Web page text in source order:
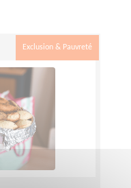
Exclusion & Pauvreté